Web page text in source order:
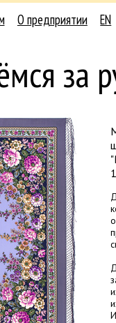
О предприятии EN
за